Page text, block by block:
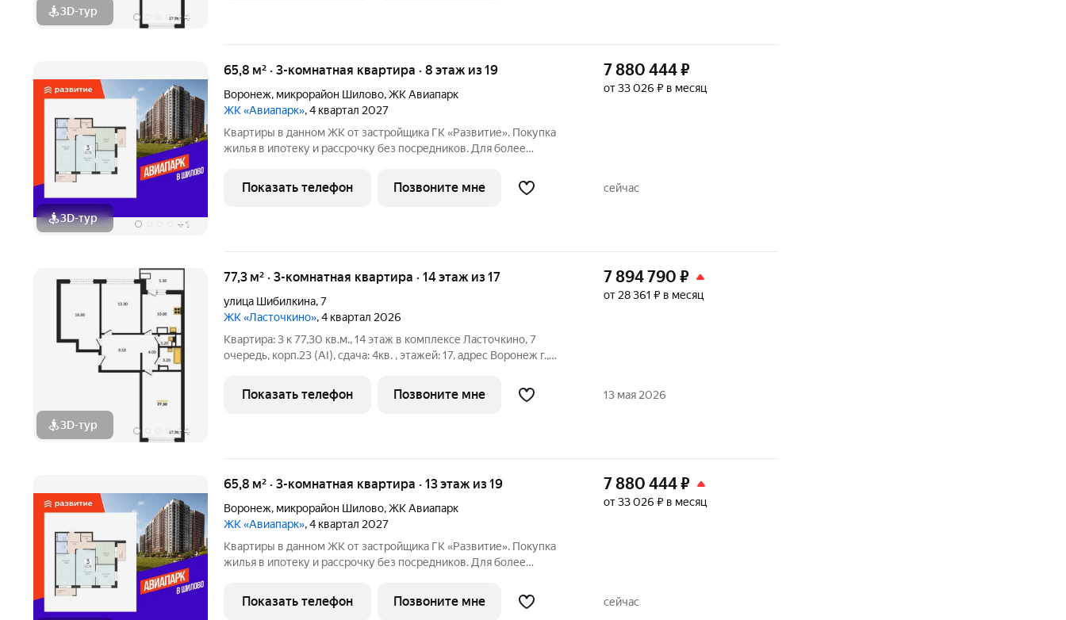
3D-тур + 4
3D-тур + 1
65,8 м² · 3-комнатная квартира · 8 этаж из 19
Воронеж, микрорайон Шилово,ЖК Авиапарк
ЖК «Авиапарк», 4 квартал 2027
Квартиры в данном ЖК от застройщика ГК «Развитие». Покупка
жилья в ипотеку и рассрочку без посредников. Для более
в отдел продаж застройщика.
7 880 444₽
от 33 026 ₽ в месяц
Показать телефон Позвоните мне сейчас
3D-тур + 4
77,3 м² · 3-комнатная квартира · 14 этаж из 17
улица Шибилкина,7
ЖК «Ласточкино», 4 квартал 2026
Квартира: 3 к 77,30 кв.м., 14 этаж в комплексе Ласточкино, 7
очередь, корп.23 (АI), сдача: 4кв. , этажей: 17, адрес Воронеж г.,
7 894 790 ₽
от 28 361 ₽ в месяц
Показать телефон Позвоните мне 13 мая 2026
65,8 м² · 3-комнатная квартира · 13 этаж из 19
Воронеж, микрорайон Шилово,ЖК Авиапарк
ЖК «Авиапарк», 4 квартал 2027
Квартиры в данном ЖК от застройщика ГК «Развитие». Покупка
жилья в ипотеку и рассрочку без посредников. Для более
в отдел продаж застройщика.
7 880 444₽
от 33 026 ₽ в месяц
Показать телефон Позвоните мне сейчас